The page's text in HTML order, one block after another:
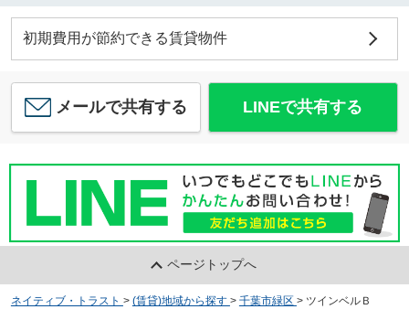
初期費用が節約できる賃貸物件
メールで共有する LINEで共有する
ページトップへ
ネイティブ・トラスト > (賃貸)地域から探す > 千葉市緑区 > ツインベルＢ